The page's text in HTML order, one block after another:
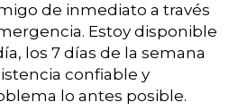
de inmediato a través
Estoy disponible
los 7 días de la semana
confiable y
lo antes posible.